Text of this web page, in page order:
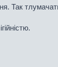
Так